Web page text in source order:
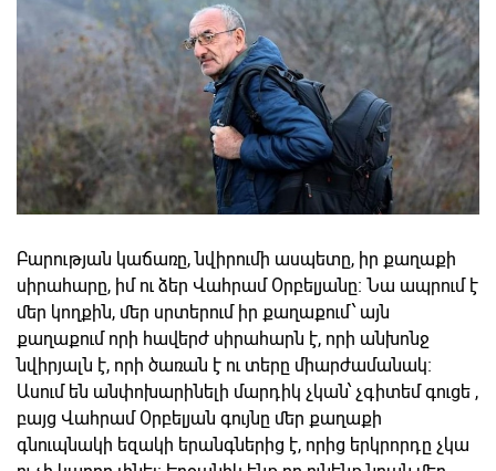
Բարության կաճառը, նվիրումի ասպետը, իր քաղաքի
սիրահարը, իմ ու ձեր Վահրամ Օրբելյանը։ Նա ապրում է
մեր կողքին, մեր սրտերում իր քաղաքում՝ այն
քաղաքում որի հավերժ սիրահարն է, որի անխոնջ
նվիրյալն է, որի ծառան է ու տերը միարժամանակ։
Ասում են անփոխարինելի մարդիկ չկան՝ չգիտեմ գուցե ,
բայց Վահրամ Օրբելյան գույնը մեր քաղաքի
գնուպնակի եզակի երանգներից է, որից երկրորդը չկա